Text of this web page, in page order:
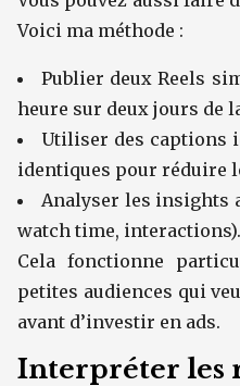
Voici ma méthode :
Publier deux Reels
heure sur deux jours de
Utiliser des captions
identiques pour réduire
Analyser les insights
watch time, interactions).
Cela fonctionne
petites audiences qui
avant d’investir en ads.
Interpréter les